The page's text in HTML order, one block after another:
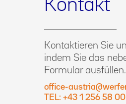
Kontakt
Kontaktieren Sie
indem Sie das
Formular ausfüllen.
office-
TEL: +43 1 256 58